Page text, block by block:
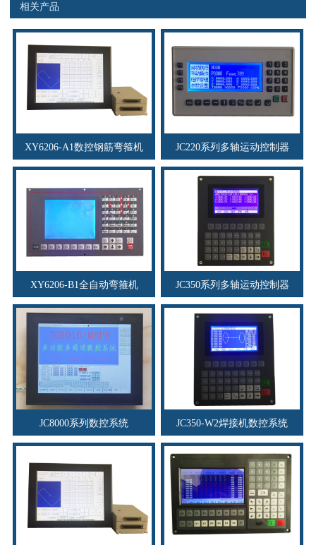
产品应用
联系电话
s
相关产品
XY6206-A1数控钢筋弯箍机 JC220系列多轴运动控制器
XY6206-B1全自动弯箍机 JC350系列多轴运动控制器
JC8000系列数控系统 JC350-W2焊接机数控系统